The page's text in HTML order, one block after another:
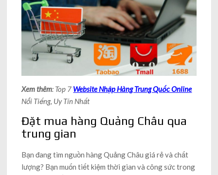
Xem thêm: Top 7 Website Nhập Hàng Trung Quốc Online
Nổi Tiếng, Uy Tín Nhất
Đặt mua hàng Quảng Châu qua
trung gian
Bạn đang tìm nguồn hàng Quảng Châu giá rẻ và chất
lượng? Bạn muốn tiết kiệm thời gian và công sức trong